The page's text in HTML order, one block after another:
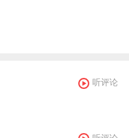
听评论